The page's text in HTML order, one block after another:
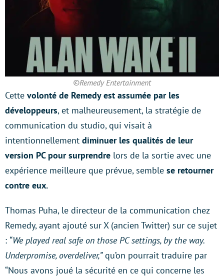
©Remedy Entertainment
Cette volonté de Remedy est assumée par les
développeurs, et malheureusement, la stratégie de
communication du studio, qui visait à
intentionnellement diminuer les qualités de leur
version PC pour surprendre lors de la sortie avec une
expérience meilleure que prévue, semble se retourner
contre eux.
Thomas Puha, le directeur de la communication chez
Remedy, ayant ajouté sur X (ancien Twitter) sur ce sujet
: “We played real safe on those PC settings, by the way.
Underpromise, overdeliver,”qu’on pourrait traduire par
“Nous avons joué la sécurité en ce qui concerne les